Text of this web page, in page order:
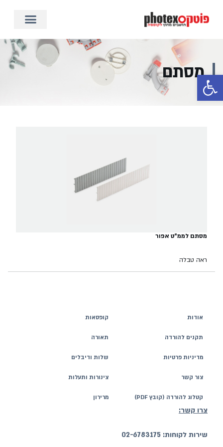
פתח סרגל נגישות
מסתם
מסתם לממ"ט אפור
ראה טבלה
צרו קשר:
שירות לקוחות: 02-6783175
אודות
תקנים להורדה
מדיניות פרטיות
צור קשר
קטלוג להורדה (קובץ PDF)
קופסאות
תאורה
שלות ודיבלים
צינורות ותעלות
מרירון